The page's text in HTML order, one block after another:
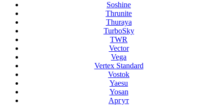
Soshine
Thrunite
Thuraya
TurboSky
TWR
Vector
Vega
Vertex Standard
Vostok
Yaesu
Yosan
Аргут